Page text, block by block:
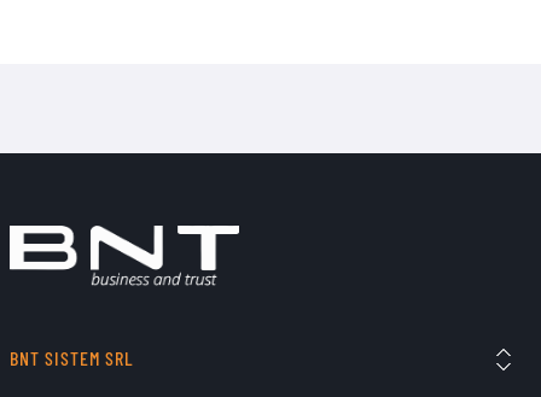
BNT SISTEM SRL